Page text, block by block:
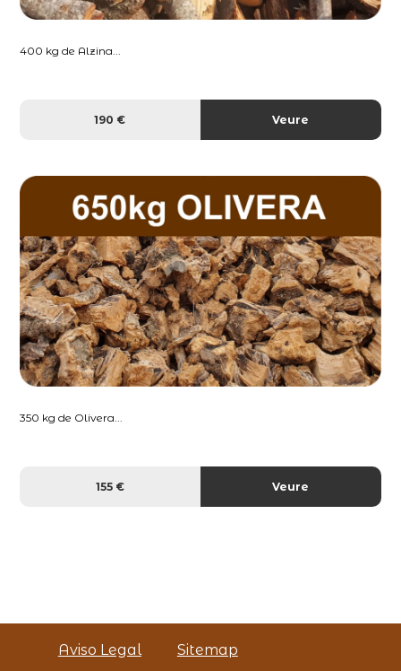
400 kg de Alzina...
190 € Veure
350 kg de Olivera...
155 € Veure
Aviso Legal Sitemap